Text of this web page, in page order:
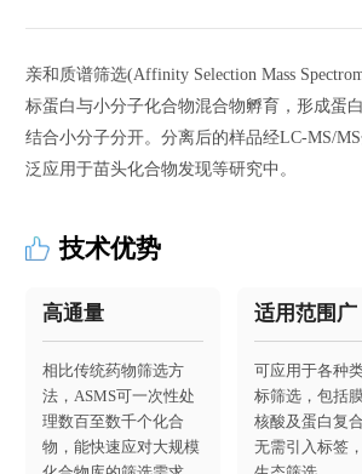
亲和质谱筛选(Affinity Selection Mass
标蛋白与小分子化合物混合物孵育，形成蛋
结合小分子分开。分离后的样品经LC-MS/
泛应用于苗头化合物发现等研究中。
技术优势
高通量
相比传统药物筛选方
法，ASMS可一次性处
理数百至数千个化合
物，能快速应对大规模
适用范围广
可应用于各种
标筛选，包括膜
核酸及蛋白复
无需引入标签